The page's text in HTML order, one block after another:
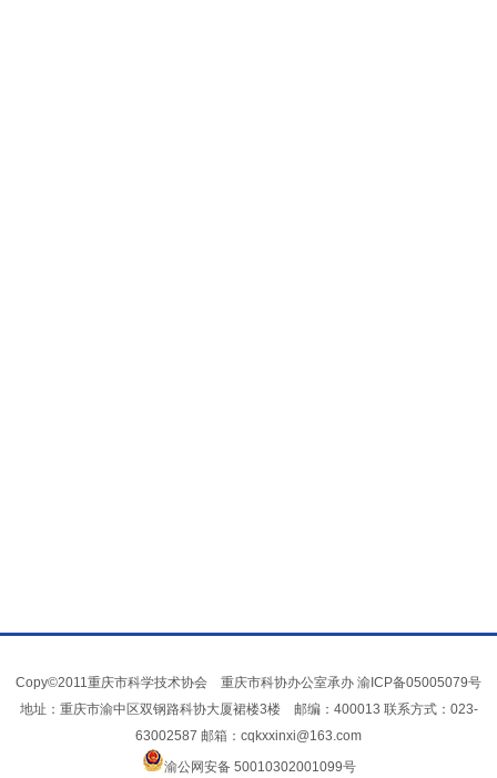
Copy©2011重庆市科学技术协会 重庆市科协办公室承办 渝ICP备05005079号
地址：重庆市渝中区双钢路科协大厦裙楼3楼 邮编：400013 联系方式：023-
63002587 邮箱：cqkxxinxi@163.com
渝公网安备 50010302001099号